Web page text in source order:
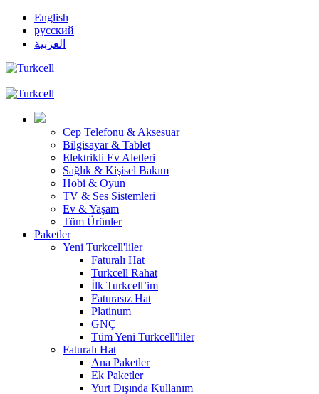
English
русский
العربية
Cep Telefonu & Aksesuar
Bilgisayar & Tablet
Elektrikli Ev Aletleri
Sağlık & Kişisel Bakım
Hobi & Oyun
TV & Ses Sistemleri
Ev & Yaşam
Tüm Ürünler
Paketler
Yeni Turkcell'liler
Faturalı Hat
Turkcell Rahat
İlk Turkcell’im
Faturasız Hat
Platinum
GNÇ
Tüm Yeni Turkcell'liler
Faturalı Hat
Ana Paketler
Ek Paketler
Yurt Dışında Kullanım